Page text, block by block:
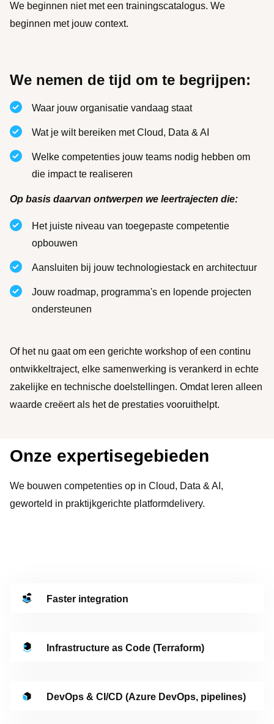
We beginnen niet met een trainingscatalogus. We
beginnen met jouw context.
We nemen de tijd om te begrijpen:
Waar jouw organisatie vandaag staat
Wat je wilt bereiken met Cloud, Data & AI
Welke competenties jouw teams nodig hebben om
die impact te realiseren
Op basis daarvan ontwerpen we leertrajecten die:
Het juiste niveau van toegepaste competentie
opbouwen
Aansluiten bij jouw technologiestack en architectuur
Jouw roadmap, programma's en lopende projecten
ondersteunen
Of het nu gaat om een gerichte workshop of een continu
ontwikkeltraject, elke samenwerking is verankerd in echte
zakelijke en technische doelstellingen. Omdat leren alleen
waarde creëert als het de prestaties vooruithelpt.
Onze expertisegebieden
We bouwen competenties op in Cloud, Data & AI,
geworteld in praktijkgerichte platformdelivery.
Faster integration
Infrastructure as Code (Terraform)
DevOps & CI/CD (Azure DevOps, pipelines)